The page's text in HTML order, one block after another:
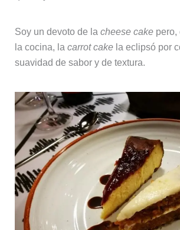
Soy un devoto de la cheese cakepero,
la cocina, la carrot cakela eclipsó por
suavidad de sabor y de textura.